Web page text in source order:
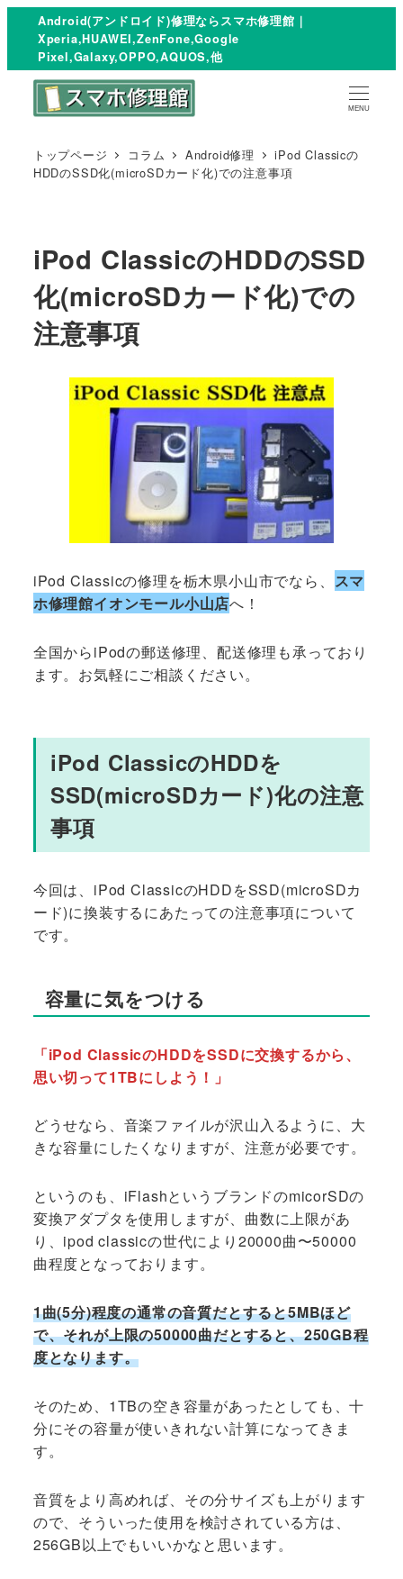
Android(アンドロイド)修理ならスマホ修理館｜
Xperia,HUAWEI,ZenFone,Google
Pixel,Galaxy,OPPO,AQUOS,他
MENU
トップページ コラム Android修理
iPod Classicの
HDDのSSD化(microSDカード化)での注意事項
iPod ClassicのHDDのSSD
化(microSDカード化)での
注意事項
iPod Classicの修理を栃木県小山市でなら、 スマ
ホ修理館イオンモール小山店へ！
全国からiPodの郵送修理、配送修理も承っており
ます。お気軽にご相談ください。
iPod ClassicのHDDを
SSD(microSDカード)化の注意
事項
今回は、iPod ClassicのHDDをSSD(microSDカ
ード)に換装するにあたっての注意事項について
です。
容量に気をつける
「iPod ClassicのHDDをSSDに交換するから、
思い切って1TBにしよう！」
どうせなら、音楽ファイルが沢山入るように、大
きな容量にしたくなりますが、注意が必要です。
というのも、iFlashというブランドのmicorSDの
変換アダプタを使用しますが、曲数に上限があ
り、ipod classicの世代により20000曲〜50000
曲程度となっております。
1曲(5分)程度の通常の音質だとすると5MBほど
で、それが上限の50000曲だとすると、250GB程
度となります。
そのため、1TBの空き容量があったとしても、十
分にその容量が使いきれない計算になってきま
す。
音質をより高めれば、その分サイズも上がります
ので、そういった使用を検討されている方は、
256GB以上でもいいかなと思います。